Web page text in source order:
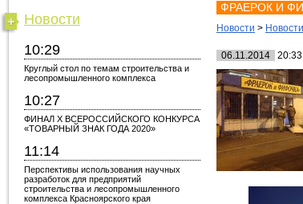
Новости
10:29
Круглый стол по темам строительства и
лесопромышленного комплекса
10:27
ФИНАЛ X ВСЕРОССИЙСКОГО КОНКУРСА
«ТОВАРНЫЙ ЗНАК ГОДА 2020»
11:14
Перспективы использования научных
разработок для предприятий
строительства и лесопромышленного
комплекса Красноярского края
ФРАЕРОК И
Новости >
06.11.2014
20:33